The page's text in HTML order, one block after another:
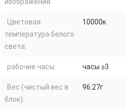
Цветовая
температура белого
света:
10000к
рабочие часы: часы ≥3
Вес (чистый вес в
блок):
96.27г